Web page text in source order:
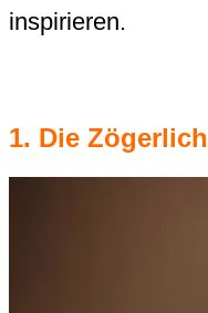
inspirieren.
1. Die